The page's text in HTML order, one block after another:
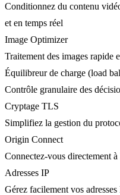
Conditionnez du contenu
et en temps réel
Image Optimizer
Traitement des images rapide
Équilibreur de charge (load
Contrôle granulaire des
Cryptage TLS
Simplifiez la gestion du
Origin Connect
Connectez-vous directement
Adresses IP
Gérez facilement vos adresses